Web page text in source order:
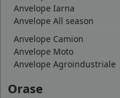
Anvelope Iarna
Anvelope All season
Anvelope Camion
Anvelope Moto
Anvelope Agroindustriale
Orase